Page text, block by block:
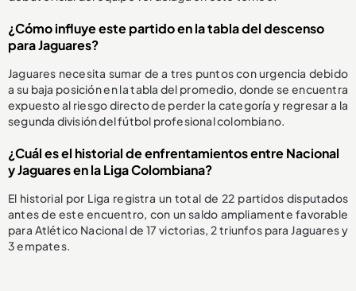
¿Cómo influye este partido en la tabla del descenso
para Jaguares?
Jaguares necesita sumar de a tres puntos con urgencia debido
a su baja posición en la tabla del promedio, donde se encuentra
expuesto al riesgo directo de perder la categoría y regresar a la
segunda división del fútbol profesional colombiano.
¿Cuál es el historial de enfrentamientos entre Nacional
y Jaguares en la Liga Colombiana?
El historial por Liga registra un total de 22 partidos disputados
antes de este encuentro, con un saldo ampliamente favorable
para Atlético Nacional de 17 victorias, 2 triunfos para Jaguares y
3 empates.